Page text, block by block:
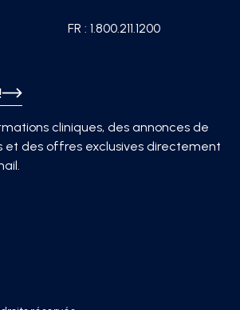
cliniques, des annonces de
et des offres exclusives directement
FR : 1.800.211.1200